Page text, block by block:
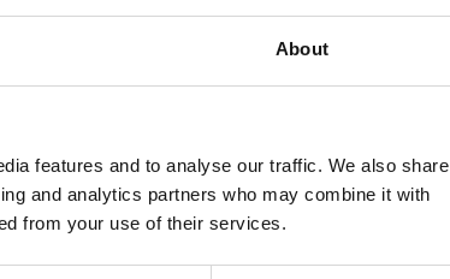
About
features and to analyse our traffic. We also share
and analytics partners who may combine it with
from your use of their services.